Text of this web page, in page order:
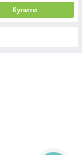
Купити